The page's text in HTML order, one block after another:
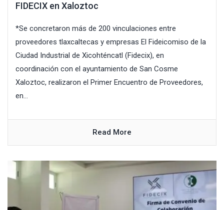
FIDECIX en Xaloztoc
*Se concretaron más de 200 vinculaciones entre
proveedores tlaxcaltecas y empresas El Fideicomiso de la
Ciudad Industrial de Xicohténcatl (Fidecix), en
coordinación con el ayuntamiento de San Cosme
Xaloztoc, realizaron el Primer Encuentro de Proveedores,
en...
Read More